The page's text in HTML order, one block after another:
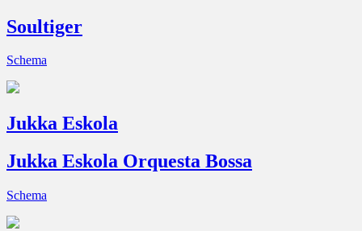
Soultiger
Schema
Jukka Eskola
Jukka Eskola Orquesta Bossa
Schema